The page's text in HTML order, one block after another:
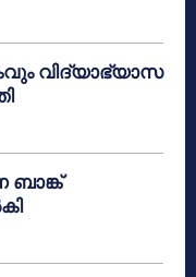
വിദ്യാഭ്യാസ